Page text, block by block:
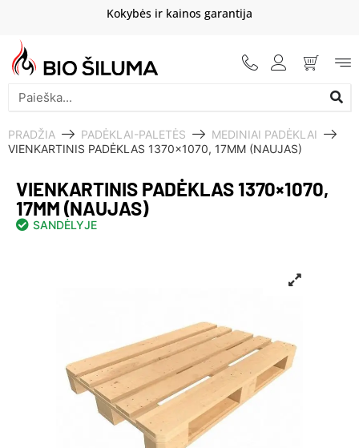
Kokybės ir kainos garantija
PRADŽIA PADĖKLAI-PALETĖS
MEDINIAI PADĖKLAI
VIENKARTINIS PADĖKLAS 1370×1070, 17MM (NAUJAS)
VIENKARTINIS PADĖKLAS 1370×1070,
17MM (NAUJAS)
SANDĖLYJE